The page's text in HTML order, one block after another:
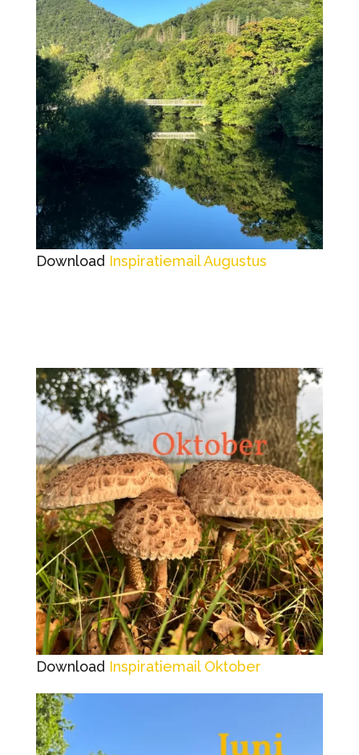
Download Inspiratiemail Augustus
Download Inspiratiemail Oktober